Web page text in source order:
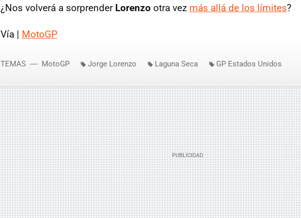
¿Nos volverá a sorprender Lorenzo otra vez más allá de los límites?
Vía | MotoGP
TEMAS MotoGP Jorge Lorenzo Laguna Seca GP Estados Unidos